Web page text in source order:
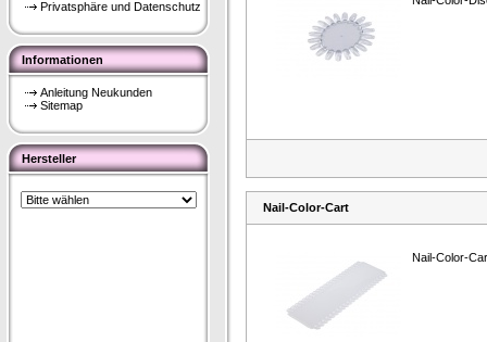
Privatsphäre und Datenschutz
Informationen
Anleitung Neukunden
Sitemap
Hersteller
Nail-Color-Cart
Nail-Color-